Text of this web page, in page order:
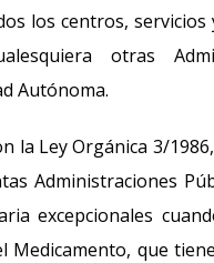
los centros,
otras
Autónoma.
la Ley Orgánica 3/
Administraciones
excepcionales
Medicamento, que